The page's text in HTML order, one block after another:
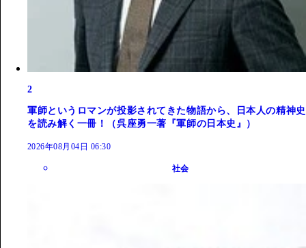
2
軍師というロマンが投影されてきた物語から、日本人の精神史
を読み解く一冊！（呉座勇一著『軍師の日本史』）
2026年08月04日 06:30
社会